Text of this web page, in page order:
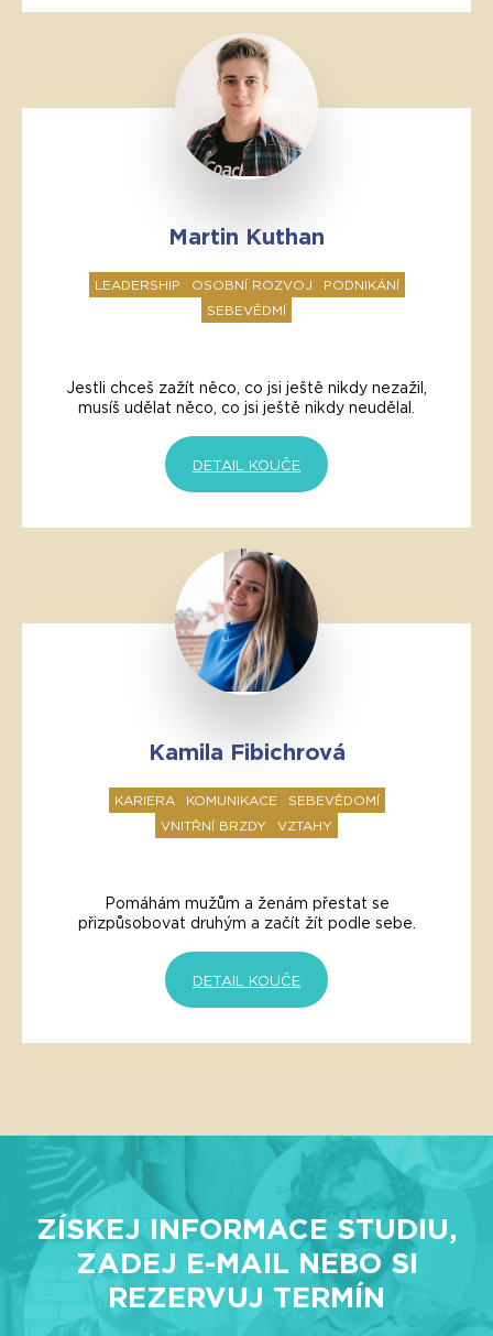
Martin Kuthan
LEADERSHIP OSOBNÍ ROZVOJ
PODNIKÁNÍ
SEBEVĚDMÍ
Jestli chceš zažít něco, co jsi ještě nikdy nezažil,
musíš udělat něco, co jsi ještě nikdy neudělal.
DETAIL KOUČE
Kamila Fibichrová
KARIERA KOMUNIKACE
SEBEVĚDOMÍ
VNITŘNÍ BRZDY
VZTAHY
Pomáhám mužům a ženám přestat se
přizpůsobovat druhým a začít žít podle sebe.
DETAIL KOUČE
ZÍSKEJ INFORMACE STUDIU,
ZADEJ E-MAIL NEBO SI
REZERVUJ TERMÍN